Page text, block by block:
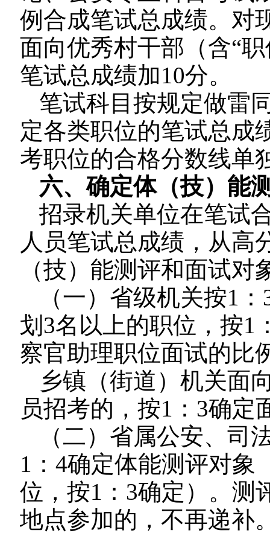
例合成笔试总成绩。对
面向优秀村干部（含“
笔试总成绩加10分。
笔试科目按规定做雷
定各类职位的笔试总成
考职位的合格分数线单
六、确定体（技）能
招录机关单位在笔试
人员笔试总成绩，从高
（技）能测评和面试对
（一）省级机关按1
划3名以上的职位，按1
察官助理职位面试的比
乡镇（街道）机关面
员招考的，按1：3确定
（二）省属公安、司
1：4确定体能测评对象
位，按1：3确定）。测
地点参加的，不再递补